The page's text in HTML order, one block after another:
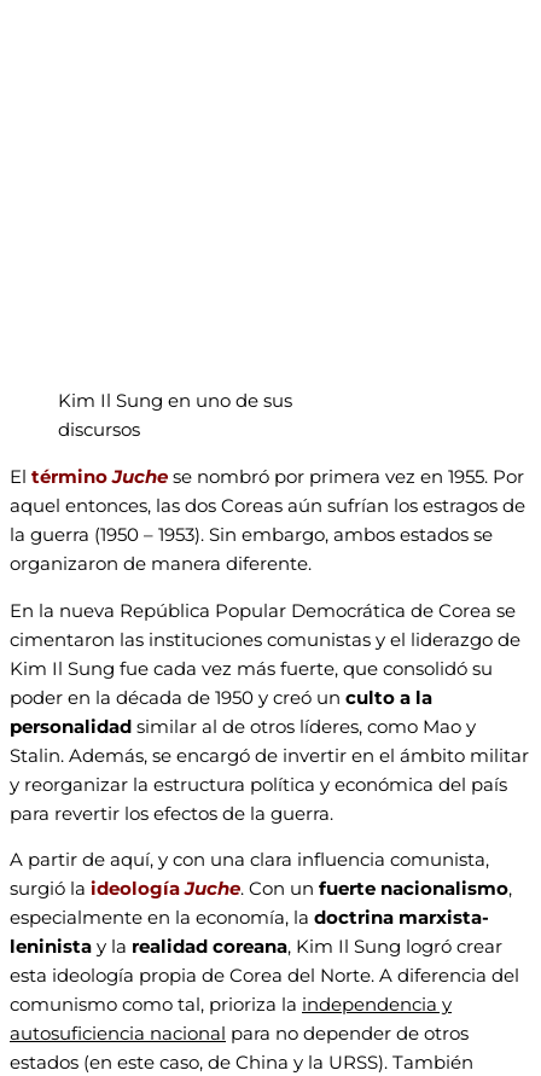
Kim Il Sung en uno de sus
discursos
El términoJuche se nombró por primera vez en 1955. Por
aquel entonces, las dos Coreas aún sufrían los estragos de
la guerra (1950 – 1953). Sin embargo, ambos estados se
organizaron de manera diferente.
En la nueva República Popular Democrática de Corea se
cimentaron las instituciones comunistas y el liderazgo de
Kim Il Sung fue cada vez más fuerte, que consolidó su
poder en la década de 1950 y creó un culto a la
personalidad similar al de otros líderes, como Mao y
Stalin. Además, se encargó de invertir en el ámbito militar
y reorganizar la estructura política y económica del país
para revertir los efectos de la guerra.
A partir de aquí, y con una clara influencia comunista,
surgió la ideologíaJuche. Con un fuerte nacionalismo,
especialmente en la economía, la doctrina marxista-
leninista y la realidad coreana, Kim Il Sung logró crear
esta ideología propia de Corea del Norte. A diferencia del
comunismo como tal, prioriza la independencia y
autosuficiencia nacional para no depender de otros
estados (en este caso, de China y la URSS). También